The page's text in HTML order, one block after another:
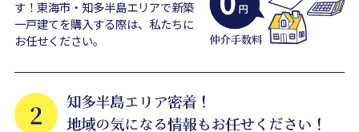
す！東海市・知多半島エリアで新築
一戸建てを購入する際は、私たちに
お任せください。